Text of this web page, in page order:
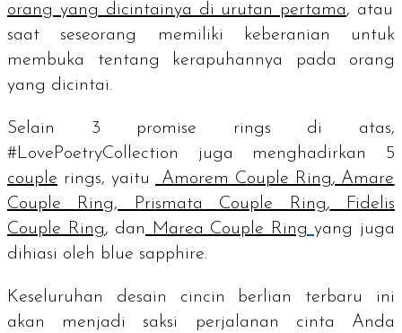
orang yang dicintainya di urutan pertama, atau
saat seseorang memiliki keberanian untuk
membuka tentang kerapuhannya pada orang
yang dicintai.
Selain 3 promise rings di atas,
#LovePoetryCollection juga menghadirkan 5
couple rings, yaitu Amorem Couple Ring, Amare
Couple Ring, Prismata Couple Ring,
Fidelis
Couple Ring, dan Marea Couple Ring yang juga
dihiasi oleh blue sapphire.
Keseluruhan desain cincin berlian terbaru ini
akan menjadi saksi perjalanan cinta Anda